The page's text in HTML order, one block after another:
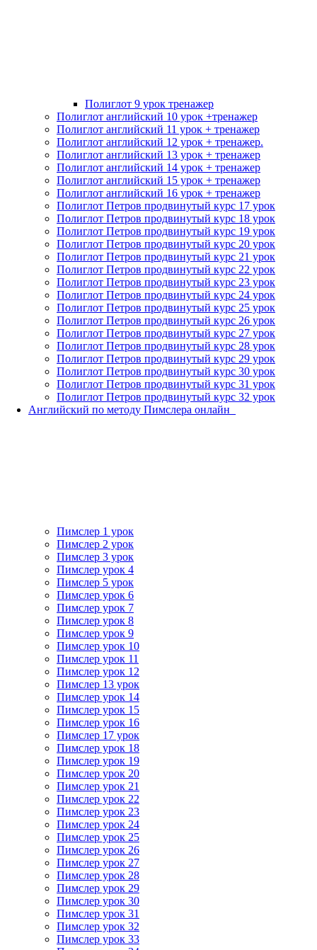
Полиглот 9 урок тренажер
Полиглот английский 10 урок +тренажер
Полиглот английский 11 урок + тренажер
Полиглот английский 12 урок + тренажер.
Полиглот английский 13 урок + тренажер
Полиглот английский 14 урок + тренажер
Полиглот английский 15 урок + тренажер
Полиглот английский 16 урок + тренажер
Полиглот Петров продвинутый курс 17 урок
Полиглот Петров продвинутый курс 18 урок
Полиглот Петров продвинутый курс 19 урок
Полиглот Петров продвинутый курс 20 урок
Полиглот Петров продвинутый курс 21 урок
Полиглот Петров продвинутый курс 22 урок
Полиглот Петров продвинутый курс 23 урок
Полиглот Петров продвинутый курс 24 урок
Полиглот Петров продвинутый курс 25 урок
Полиглот Петров продвинутый курс 26 урок
Полиглот Петров продвинутый курс 27 урок
Полиглот Петров продвинутый курс 28 урок
Полиглот Петров продвинутый курс 29 урок
Полиглот Петров продвинутый курс 30 урок
Полиглот Петров продвинутый курс 31 урок
Полиглот Петров продвинутый курс 32 урок
Английский по методу Пимслера онлайн_
Пимслер 1 урок
Пимслер 2 урок
Пимслер 3 урок
Пимслер урок 4
Пимслер 5 урок
Пимслер урок 6
Пимслер урок 7
Пимслер урок 8
Пимслер урок 9
Пимслер урок 10
Пимслер урок 11
Пимслер урок 12
Пимслер 13 урок
Пимслер урок 14
Пимслер урок 15
Пимслер урок 16
Пимслер 17 урок
Пимслер урок 18
Пимслер урок 19
Пимслер урок 20
Пимслер урок 21
Пимслер урок 22
Пимслер урок 23
Пимслер урок 24
Пимслер урок 25
Пимслер урок 26
Пимслер урок 27
Пимслер урок 28
Пимслер урок 29
Пимслер урок 30
Пимслер урок 31
Пимслер урок 32
Пимслер урок 33